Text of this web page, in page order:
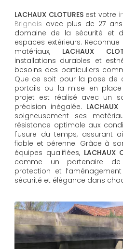
LACHAUX CLOTURESest votre
Brignais avec plus de 27
domaine de la sécurité et
espaces extérieurs.
matériaux, LACHAUX
installations durables et
besoins des particuliers
Que ce soit pour la pose de
portails ou la mise en
projet est réalisé avec un
précision inégalée. LACHAUX
soigneusement ses
résistance optimale aux
l'usure du temps, assurant
fiable et pérenne. Grâce à
équipes qualifiées,LACHAUX
comme un partenaire
protection et
sécurité et élégance dans